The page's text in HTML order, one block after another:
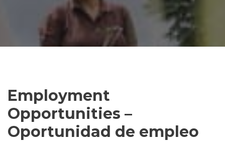
Employment
Opportunities –
Oportunidad de empleo